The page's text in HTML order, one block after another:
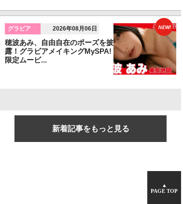
グラビア 2026年08月06日
穂波あみ、自由自在のポーズを披
露！グラビアメイキングMySPA!
限定ムービ...
NEW!
新着記事をもっと見る
▲
PAGE TOP